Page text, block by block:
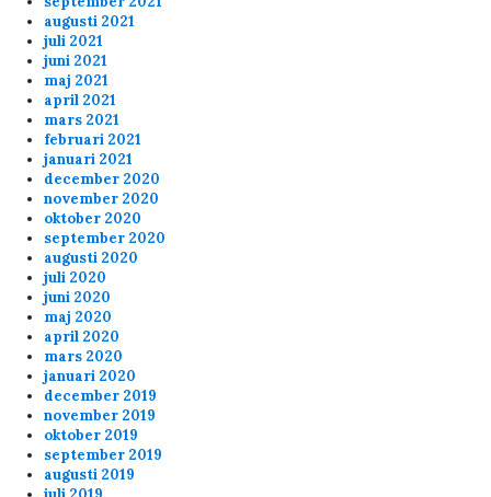
Anonymous172529
Hej, mans!
Anonymous170045
discord fuckedup the game
Anonymous168686
What the F*ck, Banana finally banned from the
Skunck servers???
Anonymous167039
Anonymous167698
about the banning for shooting your teammates
message below... you should check the 6plus
match (20-8 21.30) at the end. Banana is
shooting Kermit on purpose
augusti 2021
juli 2021
juni 2021
maj 2021
april 2021
mars 2021
februari 2021
januari 2021
december 2020
november 2020
oktober 2020
september 2020
augusti 2020
juli 2020
juni 2020
maj 2020
april 2020
mars 2020
januari 2020
december 2019
november 2019
oktober 2019
september 2019
augusti 2019